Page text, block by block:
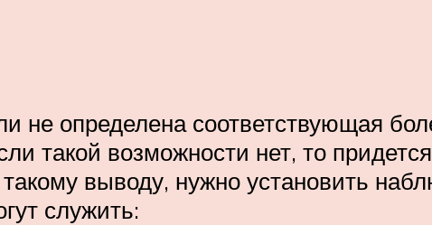
не определена соответствующая
такой возможности нет, то
выводу, нужно установить
служить: